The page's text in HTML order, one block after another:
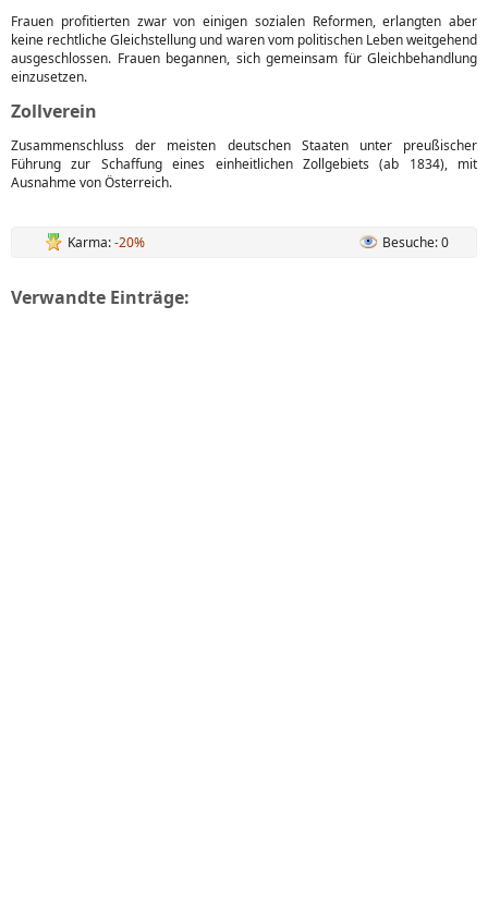
Frauen profitierten zwar von einigen sozialen Reformen, erlangten aber
keine rechtliche Gleichstellung und waren vom politischen Leben weitgehend
ausgeschlossen. Frauen begannen, sich gemeinsam für Gleichbehandlung
einzusetzen.
Zollverein
Zusammenschluss der meisten deutschen Staaten unter preußischer
Führung zur Schaffung eines einheitlichen Zollgebiets (ab 1834), mit
Ausnahme von Österreich.
Karma:-20% Besuche: 0
Verwandte Einträge: